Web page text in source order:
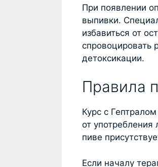
При появлении
выпивки.
избавиться от
спровоцировать
детоксикации.
Правила
Курс с
от употребления
пиве
Если началу